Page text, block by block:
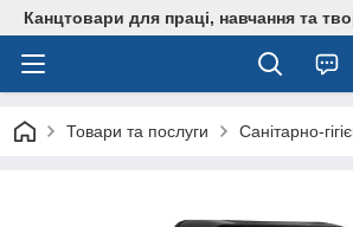
Канцтовари для працi, навчання та
Товари та послуги Санітарно-